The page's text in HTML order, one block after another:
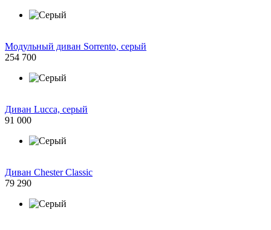
Модульный диван Sorrento, серый
254 700
Диван Lucca, серый
91 000
Диван Chester Classic
79 290